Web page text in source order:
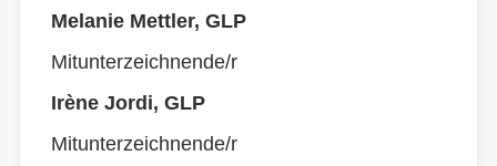
Melanie Mettler, GLP
Mitunterzeichnende/r
Irène Jordi, GLP
Mitunterzeichnende/r